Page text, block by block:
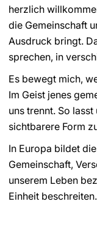
herzlich
die Gemeinschaft
Ausdruck bringt.
sprechen, in
Es bewegt mich,
Im Geist jenes
uns trennt. So
sichtbarere Form
In Europa bildet
Gemeinschaft,
unserem Leben
Einheit beschreiten.